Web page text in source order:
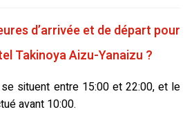
d’arrivée et de départ pour
Takinoya Aizu-Yanaizu ?
situent entre 15:00 et 22:00, et le
avant 10:00.